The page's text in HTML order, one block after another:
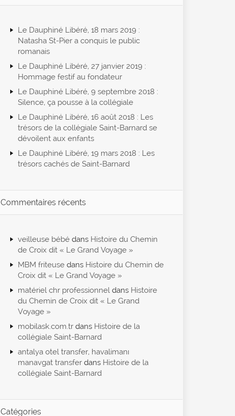
Le Dauphiné Libéré, 18 mars 2019 :
Natasha St-Pier a conquis le public
romanais
Le Dauphiné Libéré, 27 janvier 2019 :
Hommage festif au fondateur
Le Dauphiné Libéré, 9 septembre 2018 :
Silence, ça pousse à la collégiale
Le Dauphiné Libéré, 16 août 2018 : Les
trésors de la collégiale Saint-Barnard se
dévoilent aux enfants
Le Dauphiné Libéré, 19 mars 2018 : Les
trésors cachés de Saint-Barnard
Commentaires récents
veilleuse bébé dans Histoire du Chemin
de Croix dit « Le Grand Voyage »
MBM friteuse dans Histoire du Chemin de
Croix dit « Le Grand Voyage »
matériel chr professionnel dans Histoire
du Chemin de Croix dit « Le Grand
Voyage »
mobilask.com.tr dans Histoire de la
collégiale Saint-Barnard
antalya otel transfer, havalimanı
manavgat transfer dans Histoire de la
collégiale Saint-Barnard
Catégories